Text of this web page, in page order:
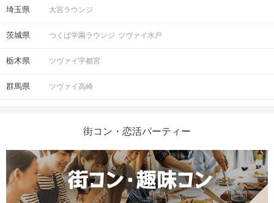
埼玉県 大宮ラウンジ
茨城県 つくば学園ラウンジ ツヴァイ水戸
栃木県 ツヴァイ宇都宮
群馬県 ツヴァイ高崎
街コン・恋活パーティー